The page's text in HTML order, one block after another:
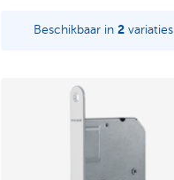
Beschikbaar in 2variaties